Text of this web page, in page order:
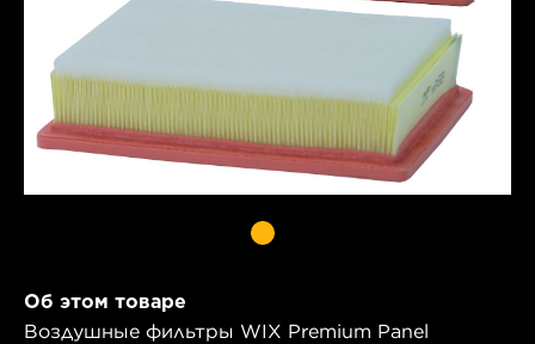
Об этом товаре
Воздушные фильтры WIX Premium Panel